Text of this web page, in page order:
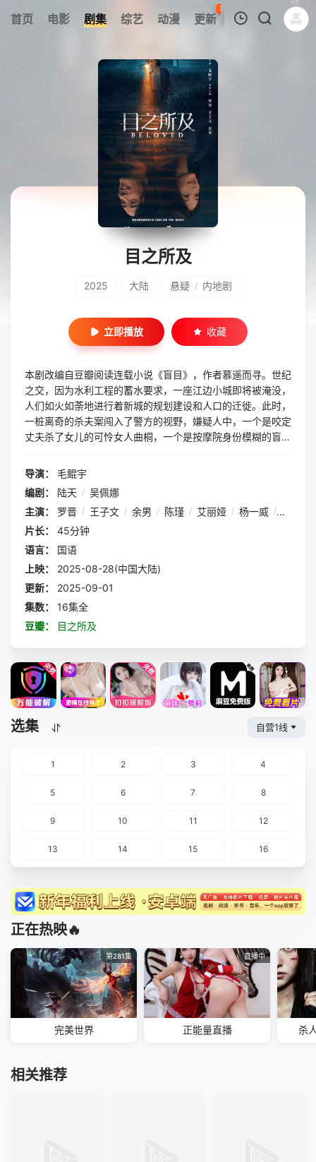
首页 电影 剧集 综艺 动漫 更新
37
热榜 APP
暂无观看影片的记录
目之所及
2025 大陆 悬疑 / 内地剧
立即播放 收藏
本剧改编自豆瓣阅读连载小说《盲目》，作者慕遥而寻。世纪
之交，因为水利工程的蓄水要求，一座江边小城即将被淹没，
人们如火如荼地进行着新城的规划建设和人口的迁徙。此时，
一桩离奇的杀夫案闯入了警方的视野，嫌疑人中，一个是咬定
丈夫杀了女儿的可怜女人曲桐，一个是按摩院身份模糊的盲人
锲而不舍的追查，揭秘出一段尘封多年，令人唏嘘的往事。真
导演：
毛鲲宇
编剧：
陆天 / 吴佩娜
主演：
罗晋 / 王子文 / 余男 / 陈瑾 / 艾丽娅 / 杨一威 / 尹铸胜
片长：
45分钟
语言：
国语
上映：
2025-08-28(中国大陆)
更新：
2025-09-01
集数：
16集全
豆瓣：
目之所及
选集 自营1线
1 2 3 4
5 6 7 8
9 10 11 12
13 14 15 16
正在热映🔥
第281集
完美世界
直播中
正能量直播 杀
相关推荐